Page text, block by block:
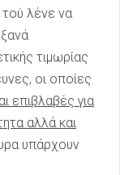
τού λένε να
τιμωρίας
οι οποίες
επιβλαβές για
αλλά και
υπάρχουν